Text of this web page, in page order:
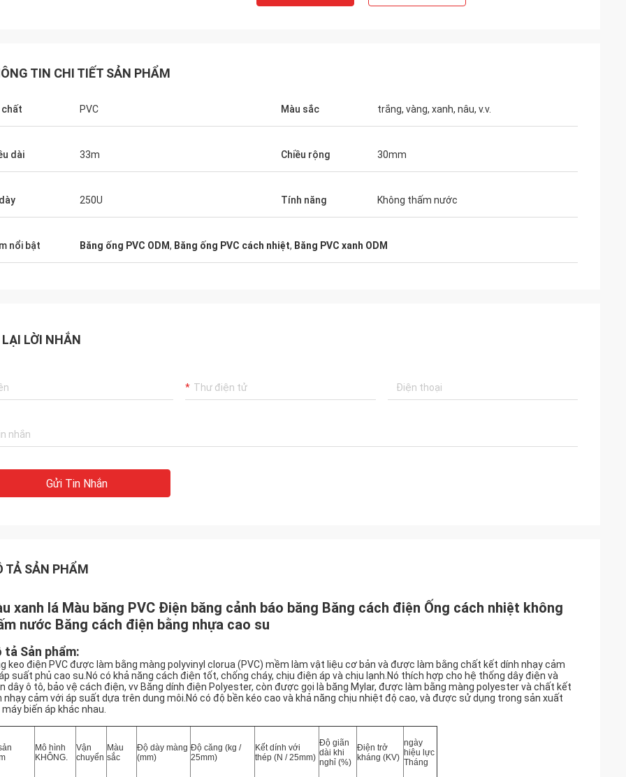
TIN CHI TIẾT SẢN PHẨM
PVC Màu sắc trắng, vàng, xanh, nâu, v.v.
dài 33m Chiều rộng 30mm
250U Tính năng Không thấm nước
nổi bật Băng ống PVC ODM, Băng ống PVC cách nhiệt, Băng PVC xanh ODM
LỜI NHẮN
Gửi Tin Nhắn
TẢ SẢN PHẨM
xanh lá Màu băng PVC Điện băng cảnh báo băng Băng cách điện Ống cách nhiệt không
nước Băng cách điện bằng nhựa cao su
tả Sản phẩm:
keo điện PVC được làm bằng màng polyvinyl clorua (PVC) mềm làm vật liệu cơ bản và được làm bằng chất kết dính nhạy cảm
suất phủ cao su.Nó có khả năng cách điện tốt, chống cháy, chịu điện áp và chịu lạnh.Nó thích hợp cho hệ thống dây điện và
dây ô tô, bảo vệ cách điện, vv Băng dính điện Polyester, còn được gọi là băng Mylar, được làm bằng màng polyester và chất kết
nhạy cảm với áp suất dựa trên dung môi.Nó có độ bền kéo cao và khả năng chịu nhiệt độ cao, và được sử dụng trong sản xuất
biến áp khác nhau.
Mô hình
KHÔNG.
Vận
chuyển
Màu
sắc
Độ dày màng
(mm)
Độ căng (kg /
25mm)
Kết dính với
thép (N / 25mm)
Độ giãn
dài khi
nghỉ (%)
Điện trở
kháng (KV)
ngày
hiệu lực
Tháng